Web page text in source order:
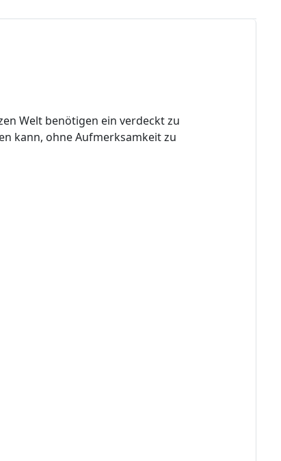
Welt benötigen ein verdeckt zu
kann, ohne Aufmerksamkeit zu